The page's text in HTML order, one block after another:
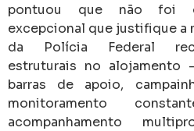
pontuou que não foi
excepcional que justifique a
da Polícia Federal
estruturais no alojamento
barras de apoio,
monitoramento
acompanhamento